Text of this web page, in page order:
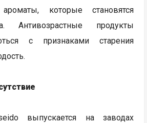
которые становятся
Антивозрастные продукты
с признаками старения
выпускается на заводах